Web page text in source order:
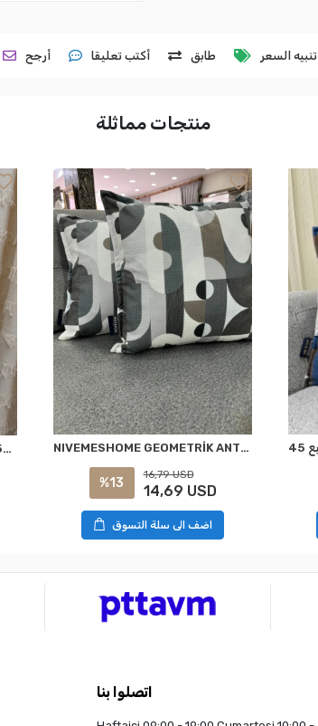
أرجح أكتب تعليقا طابق تنبيه السعر
منتجات مماثلة
NİVEMESHOME ARVEN EKRU 45X45 DOLGULU KIRLENT KILIFI NIVEMESHOME GEOMETRİK ANTRASİT-YEŞİL DESENLİ 45X45 KIRLENT KILIFI
%13
16,79 USD
14,69 USD
اضف الى سلة التسوق
اتصلوا بنا